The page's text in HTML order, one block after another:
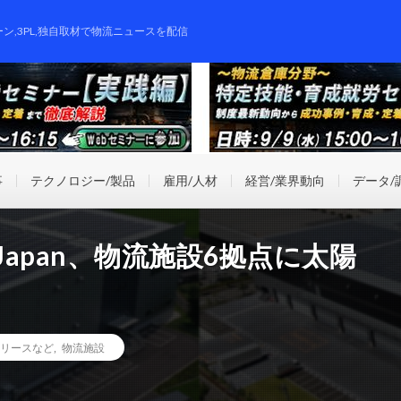
,3PL,独自取材で物流ニュースを配信
テクノロジー/製品 雇用/人材 経営/業界動向 データ/
、物流施設6拠点に太陽
ースなど 物流施設